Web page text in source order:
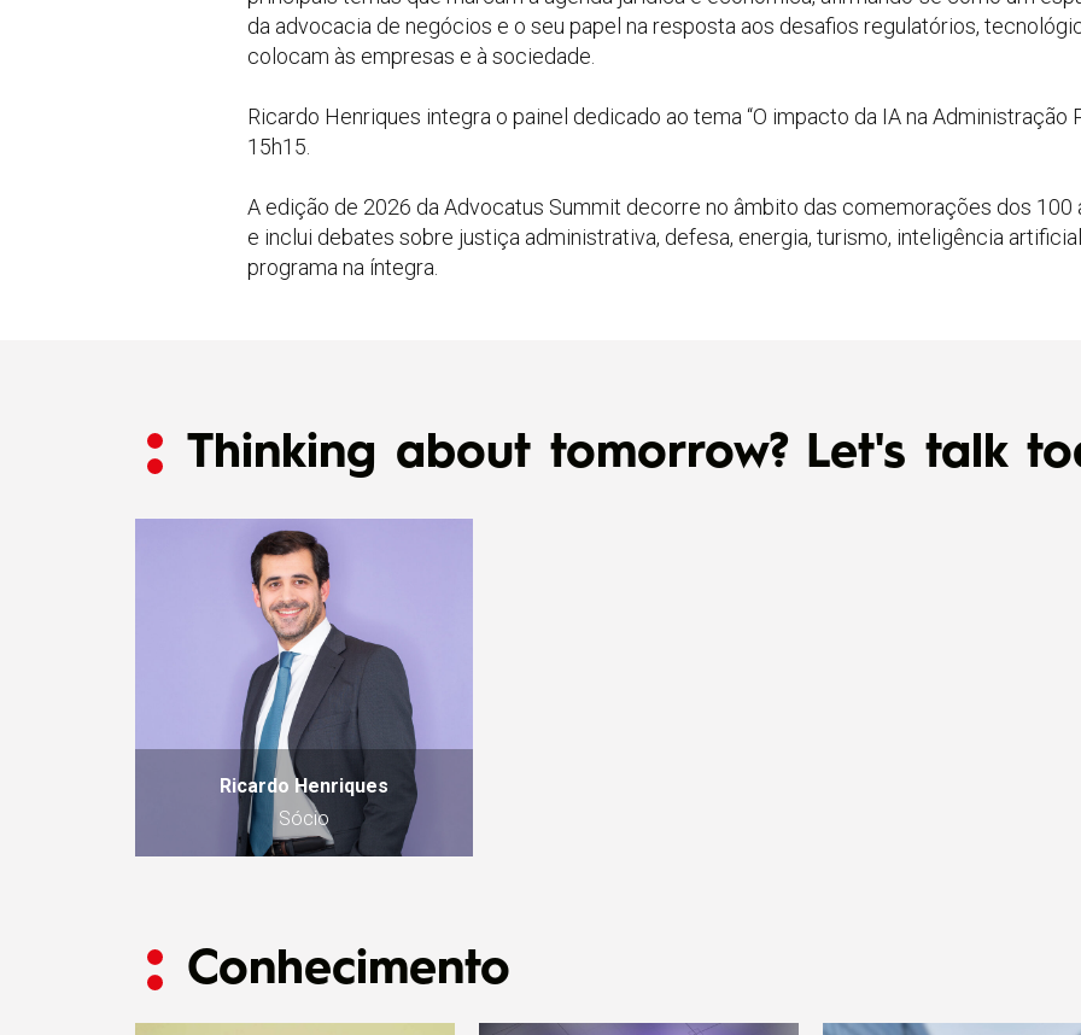
da advocacia de negócios e o seu papel na resposta aos desafios regulatórios,
colocam às empresas e à sociedade.
Ricardo Henriques integra o painel dedicado ao tema “O impacto da IA na Administração
15h15.
A edição de 2026 da Advocatus Summit decorre no âmbito das comemorações dos 100
e inclui debates sobre justiça administrativa, defesa, energia, turismo, inteligência
programa na íntegra.
Thinking about tomorrow? Let's talk
Ricardo Henriques
Sócio
Conhecimento